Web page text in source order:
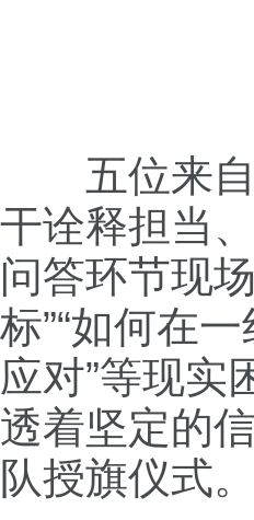
五位来
干诠释担当
问答环节现
标”“如何在
应对”等现实
透着坚定的
队授旗仪式。